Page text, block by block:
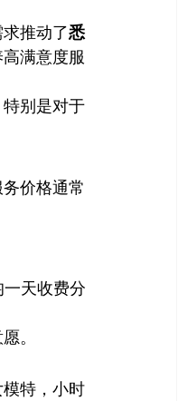
推动了悉
满意度服
别是对于
价格通常
天收费分
。
特，小时